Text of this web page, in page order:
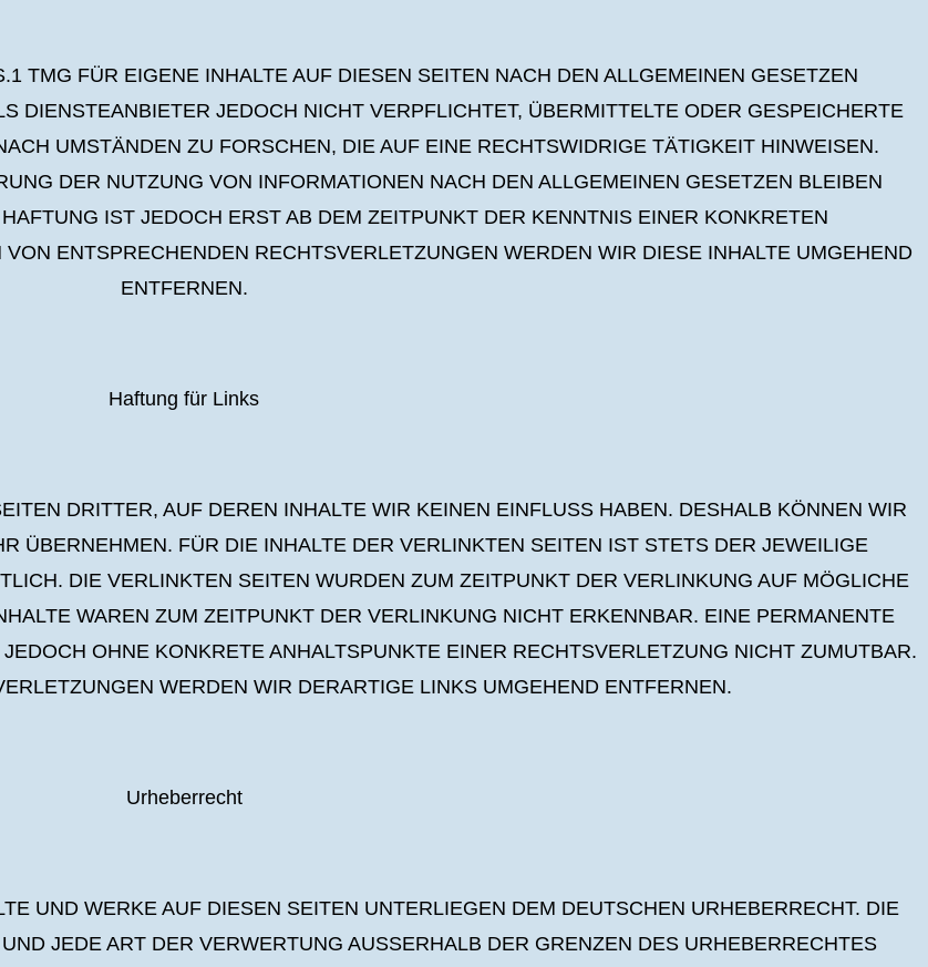
TMG FÜR EIGENE INHALTE AUF DIESEN SEITEN NACH DEN ALLGEMEINEN GESETZEN
DIENSTEANBIETER JEDOCH NICHT VERPFLICHTET, ÜBERMITTELTE ODER GESPEICHERTE
UMSTÄNDEN ZU FORSCHEN, DIE AUF EINE RECHTSWIDRIGE TÄTIGKEIT HINWEISEN.
DER NUTZUNG VON INFORMATIONEN NACH DEN ALLGEMEINEN GESETZEN BLEIBEN
IST JEDOCH ERST AB DEM ZEITPUNKT DER KENNTNIS EINER KONKRETEN
ENTSPRECHENDEN RECHTSVERLETZUNGEN WERDEN WIR DIESE INHALTE UMGEHEND
ENTFERNEN.
Haftung für Links
DRITTER, AUF DEREN INHALTE WIR KEINEN EINFLUSS HABEN. DESHALB KÖNNEN WIR
ÜBERNEHMEN. FÜR DIE INHALTE DER VERLINKTEN SEITEN IST STETS DER JEWEILIGE
DIE VERLINKTEN SEITEN WURDEN ZUM ZEITPUNKT DER VERLINKUNG AUF MÖGLICHE
WAREN ZUM ZEITPUNKT DER VERLINKUNG NICHT ERKENNBAR. EINE PERMANENTE
OHNE KONKRETE ANHALTSPUNKTE EINER RECHTSVERLETZUNG NICHT ZUMUTBAR.
WERDEN WIR DERARTIGE LINKS UMGEHEND ENTFERNEN.
Urheberrecht
UND WERKE AUF DIESEN SEITEN UNTERLIEGEN DEM DEUTSCHEN URHEBERRECHT. DIE
JEDE ART DER VERWERTUNG AUSSERHALB DER GRENZEN DES URHEBERRECHTES